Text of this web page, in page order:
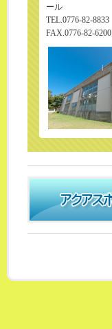
ール
TEL.0776-82-8833
FAX.0776-82-6200